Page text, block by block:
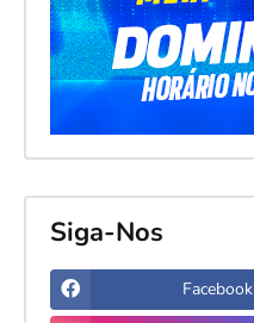
Siga-Nos
Facebook